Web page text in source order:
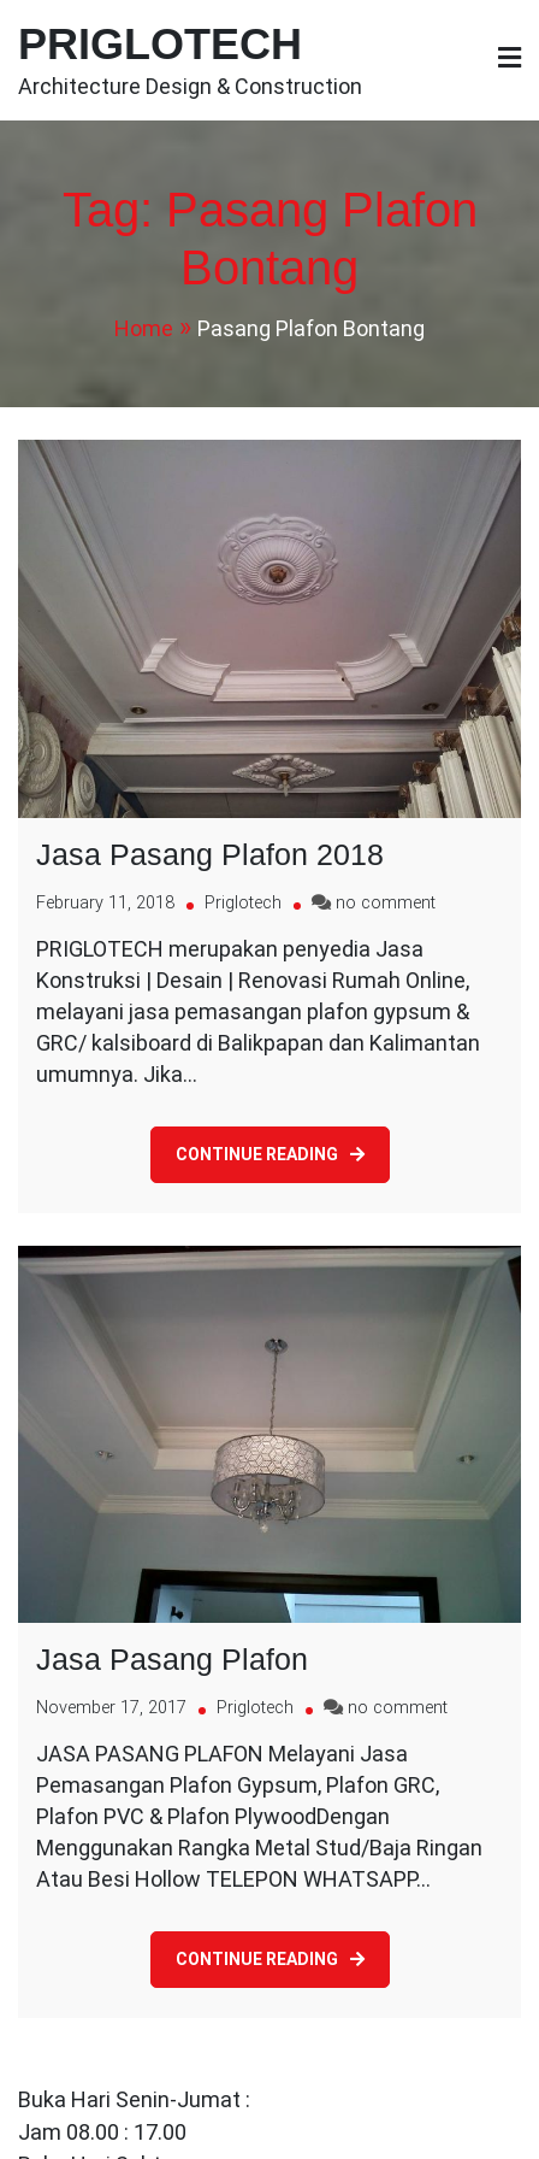
content
PRIGLOTECH
Architecture Design & Construction
Tag: Pasang Plafon
Bontang
Home Pasang Plafon Bontang
Jasa Pasang Plafon 2018
February 11, 2018 Priglotech no commenton
Plafon
2018
PRIGLOTECH merupakan penyedia Jasa
Konstruksi | Desain | Renovasi Rumah Online,
melayani jasa pemasangan plafon gypsum &
GRC/ kalsiboard di Balikpapan dan Kalimantan
umumnya. Jika…
CONTINUE READING
Jasa Pasang Plafon
November 17, 2017 Priglotech no commenton
JASA PASANG PLAFON Melayani Jasa
Pemasangan Plafon Gypsum, Plafon GRC,
Plafon PVC & Plafon PlywoodDengan
Menggunakan Rangka Metal Stud/Baja Ringan
Atau Besi Hollow TELEPON WHATSAPP…
CONTINUE READING
Buka Hari Senin-Jumat :
Jam 08.00 : 17.00